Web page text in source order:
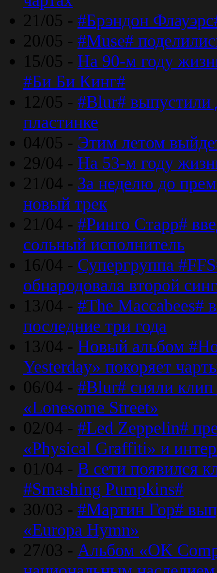
21/05 - #Брэндон
20/05 - #Muse#
15/05 - На 90-м году
#Би Би Кинг#
12/05 - #Blur# выпустили
пластинке
04/05 - Этим летом
29/04 - На 53-м году
21/04 - За неделю до
новый трек
21/04 - #Ринго Старр#
сольный исполнитель
16/04 - Супергруппа
обнародовала второй
13/04 - #The Maccabees#
последние три года
13/04 - Новый альбом
Yesterday» покоряет
06/04 - #Blur# сняли клип
«Lonesome Street»
02/04 - #Led Zeppelin#
«Physical Graffiti» и
01/04 - В сети появился
#Smashing Pumpkins#
30/03 - #Мартин Гор#
«Europa Hymn»
27/03 - Альбом «OK